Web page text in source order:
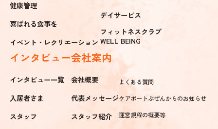
健康管理
喜ばれる食事を
イベント・レクリエーション
デイサービス
フィットネスクラブ
WELL BEING
インタビュー
インタビュー一覧
入居者さま
スタッフ
会社案内
会社概要
代表メッセージ
スタッフ紹介
よくある質問
ケアポートぶぜんからのお知らせ
運営規程の概要等